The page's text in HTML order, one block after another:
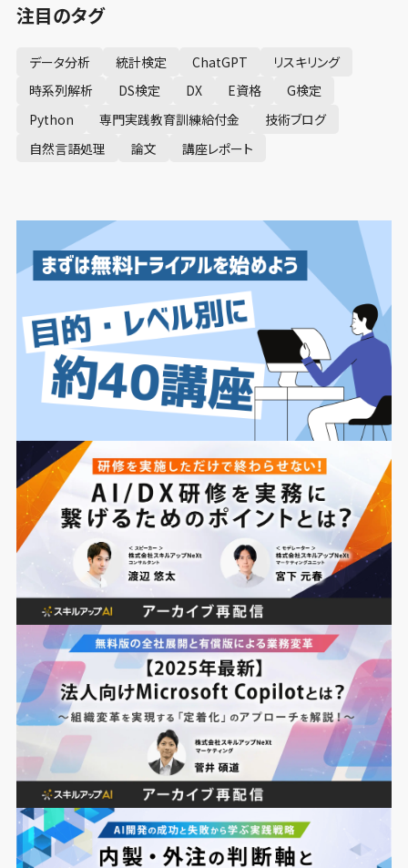
注目のタグ
データ分析 統計検定 ChatGPT
リスキリング
時系列解析
DS検定 DX E資格
G検定
Python
専門実践教育訓練給付金
技術ブログ
自然言語処理
論文 講座レポート